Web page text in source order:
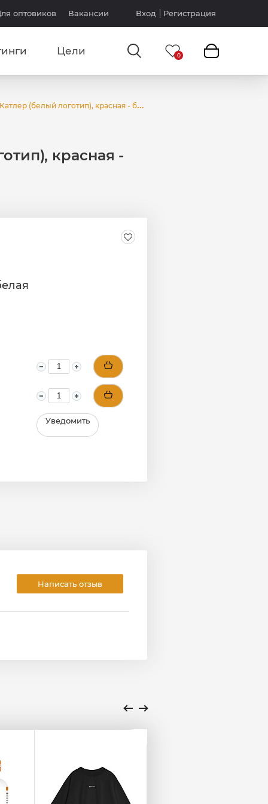
оптовиков Вакансии Вход Регистрация
Цели
(белый логотип), красная - белая
красная -
Уведомить
Написать отзыв